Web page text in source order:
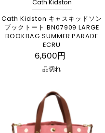
Cath Kidston
Cath Kidston キャスキッドソン
ブックトート BN07909 LARGE
BOOKBAG SUMMER PARADE
ECRU
6,600円
品切れ